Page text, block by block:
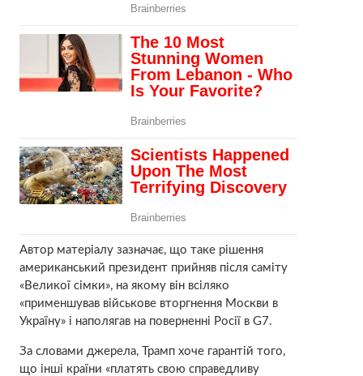
Автор матеріалу зазначає, що таке рішення
американський президент прийняв після саміту
«Великої сімки», на якому він всіляко
«применшував військове вторгнення Москви в
Україну» і наполягав на поверненні Росії в G7.
За словами джерела, Трамп хоче гарантій того,
що інші країни «платять свою справедливу